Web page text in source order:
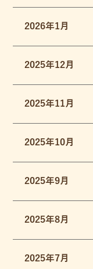
2026年1月
2025年12月
2025年11月
2025年10月
2025年9月
2025年8月
2025年7月